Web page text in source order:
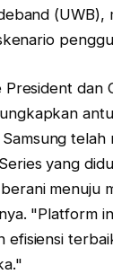
dan
yang
menuju
"Platform
efisiensi